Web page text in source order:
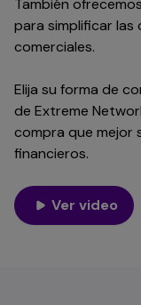
También
para simplificar
comerciales.
Elija su forma de
de Extreme
compra que mejor
financieros.
Ver video